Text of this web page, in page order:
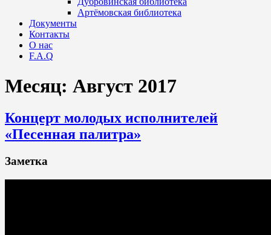
Артёмовская библиотека
Документы
Контакты
О нас
F.A.Q
Месяц: Август 2017
Концерт молодых исполнителей
«Песенная палитра»
Заметка